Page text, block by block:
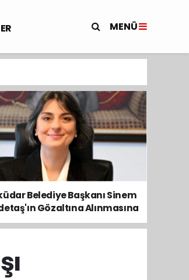
MENÜ
Belediye Başkanı Sinem
Gözaltına Alınmasına
Ve Siyasetten